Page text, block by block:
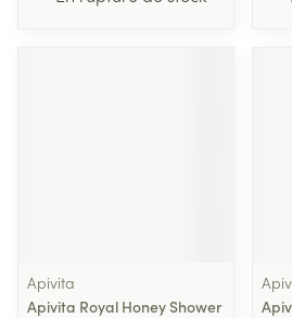
Apivita
Apivita Royal Honey Shower